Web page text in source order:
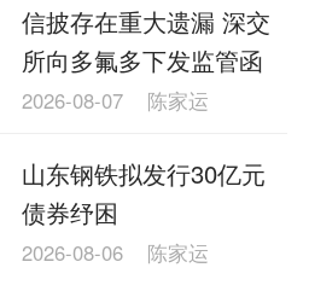
事件
要闻
体育 消费
银行
信披存在重大遗漏 深交
所向多氟多下发监管函
2026-08-07 陈家运
山东钢铁拟发行30亿元
债券纾困
2026-08-06 陈家运